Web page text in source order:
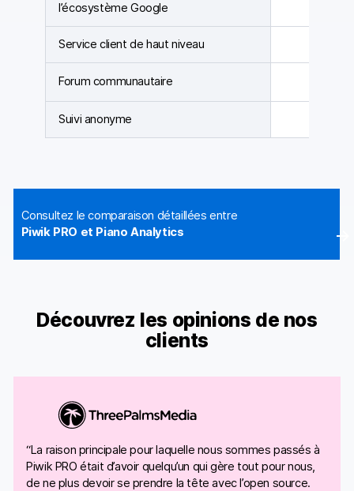
l’écosystème Google
Service client de haut niveau
Forum communautaire
Suivi anonyme
Consultez le comparaison détaillées entre
Piwik PRO et Piano Analytics
Découvrez les opinions de nos
clients
“La raison principale pour laquelle nous sommes passés à
Piwik PRO était d’avoir quelqu’un qui gère tout pour nous,
de ne plus devoir se prendre la tête avec l’open source.